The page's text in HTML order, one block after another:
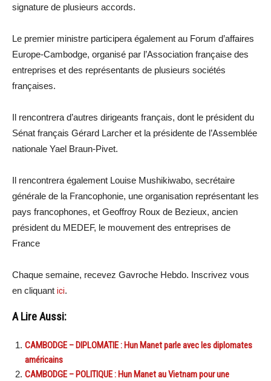
signature de plusieurs accords.
Le premier ministre participera également au Forum d’affaires
Europe-Cambodge, organisé par l’Association française des
entreprises et des représentants de plusieurs sociétés
françaises.
Il rencontrera d’autres dirigeants français, dont le président du
Sénat français Gérard Larcher et la présidente de l’Assemblée
nationale Yael Braun-Pivet.
Il rencontrera également Louise Mushikiwabo, secrétaire
générale de la Francophonie, une organisation représentant les
pays francophones, et Geoffroy Roux de Bezieux, ancien
président du MEDEF, le mouvement des entreprises de
France
Chaque semaine, recevez Gavroche Hebdo. Inscrivez vous
en cliquant ici.
A Lire Aussi:
CAMBODGE – DIPLOMATIE : Hun Manet parle avec les diplomates
américains
CAMBODGE – POLITIQUE : Hun Manet au Vietnam pour une